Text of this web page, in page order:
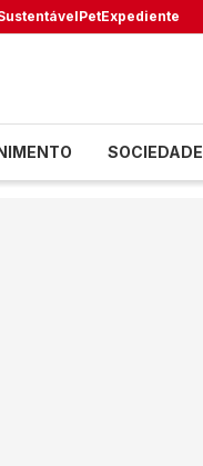
PetExpediente
SOCIEDADE